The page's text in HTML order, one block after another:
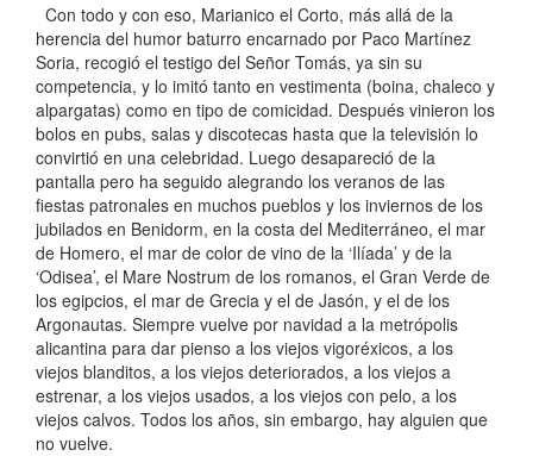
Con todo y con eso, Marianico el Corto, más allá de la
herencia del humor baturro encarnado por Paco Martínez
Soria, recogió el testigo del Señor Tomás, ya sin su
competencia, y lo imitó tanto en vestimenta (boina, chaleco y
alpargatas) como en tipo de comicidad. Después vinieron los
bolos en pubs, salas y discotecas hasta que la televisión lo
convirtió en una celebridad. Luego desapareció de la
pantalla pero ha seguido alegrando los veranos de las
fiestas patronales en muchos pueblos y los inviernos de los
jubilados en Benidorm, en la costa del Mediterráneo, el mar
de Homero, el mar de color de vino de la ‘Ilíada’ y de la
‘Odisea’, el Mare Nostrum de los romanos, el Gran Verde de
los egipcios, el mar de Grecia y el de Jasón, y el de los
Argonautas. Siempre vuelve por navidad a la metrópolis
alicantina para dar pienso a los viejos vigoréxicos, a los
viejos blanditos, a los viejos deteriorados, a los viejos a
estrenar, a los viejos usados, a los viejos con pelo, a los
viejos calvos. Todos los años, sin embargo, hay alguien que
no vuelve.